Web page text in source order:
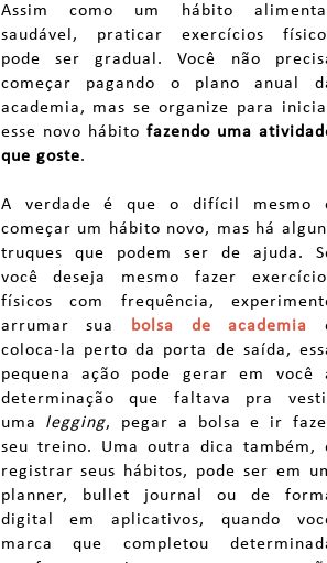
Assim como um hábito
saudável, praticar exercícios
pode ser gradual. Você não
começar pagando o plano anual
academia, mas se organize para
esse novo hábito fazendo uma
que goste.
A verdade é que o difícil mesmo
começar um hábito novo, mas há
truques que podem ser de ajuda.
você deseja mesmo fazer
físicos com frequência,
arrumar sua
bolsa de academia
coloca-la perto da porta de saída,
pequena ação pode gerar em você
determinação que faltava pra
uma legging, pegar a bolsa e ir
seu treino. Uma outra dica também,
registrar seus hábitos, pode ser em
planner, bullet journal ou de
digital em aplicativos, quando
marca que completou